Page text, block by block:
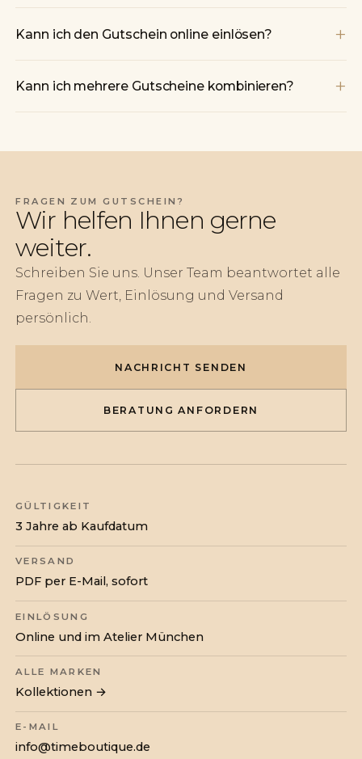
Kann ich den Gutschein online einlösen? +
Kann ich mehrere Gutscheine kombinieren? +
FRAGEN ZUM GUTSCHEIN?
Wir helfen Ihnen gerne
weiter.
Schreiben Sie uns. Unser Team beantwortet alle
Fragen zu Wert, Einlösung und Versand
persönlich.
NACHRICHT SENDEN
BERATUNG ANFORDERN
GÜLTIGKEIT
3 Jahre ab Kaufdatum
VERSAND
PDF per E-Mail, sofort
EINLÖSUNG
Online und im Atelier München
ALLE MARKEN
Kollektionen →
E-MAIL
info@timeboutique.de